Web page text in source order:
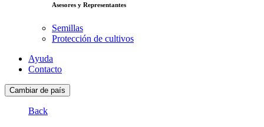
Asesores y Representantes
Semillas
Protección de cultivos
Ayuda
Contacto
Cambiar de país
Back